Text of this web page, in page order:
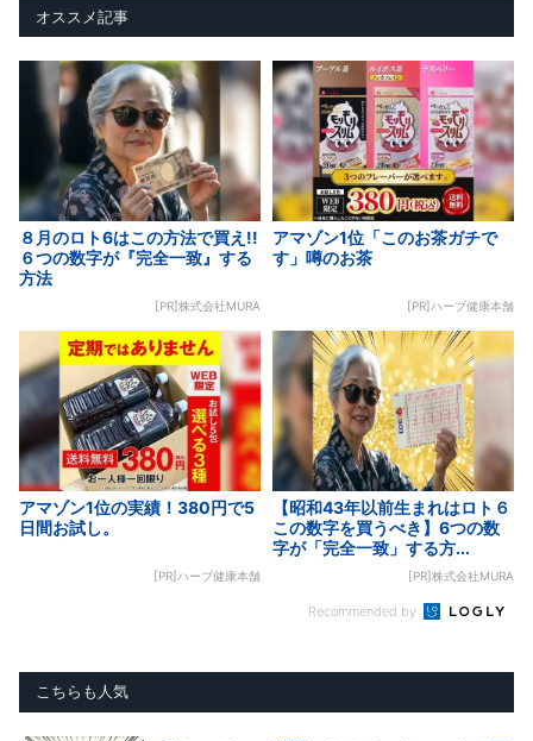
オススメ記事
８月のロト6はこの方法で買え!!
６つの数字が『完全一致』する
方法
[PR]株式会社MURA
アマゾン1位「このお茶ガチで
す」噂のお茶
[PR]ハーブ健康本舗
アマゾン1位の実績！380円で5
日間お試し。
[PR]ハーブ健康本舗
【昭和43年以前生まれはロト６
この数字を買うべき】6つの数
字が「完全一致」する方...
[PR]株式会社MURA
Recommended by
こちらも人気